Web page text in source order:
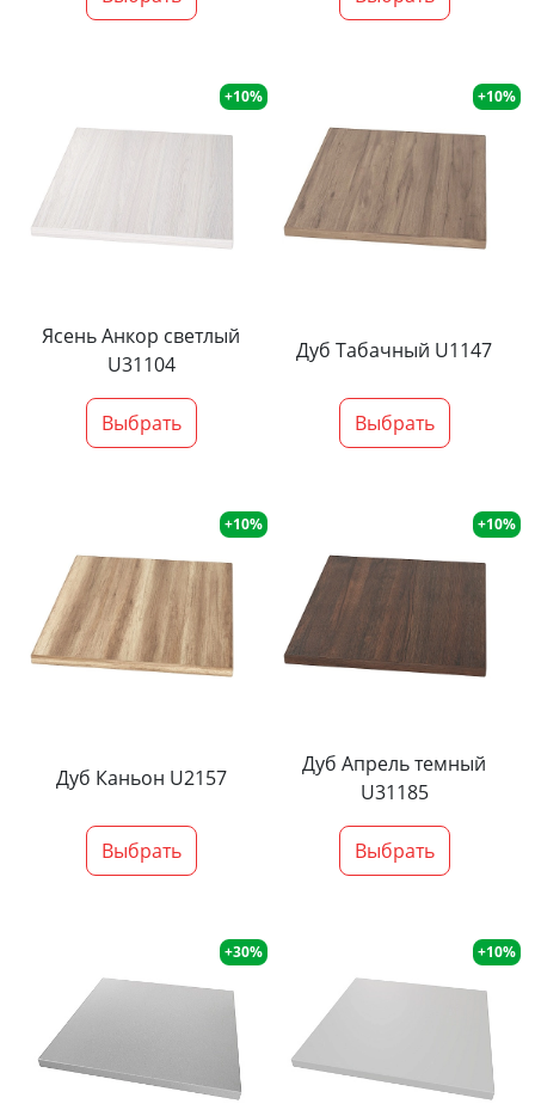
+10%
Ясень Анкор светлый
U31104
Выбрать
+10%
Дуб Табачный U1147
Выбрать
+10%
Дуб Каньон U2157
Выбрать
+10%
Дуб Апрель темный
U31185
Выбрать
+30% +10%